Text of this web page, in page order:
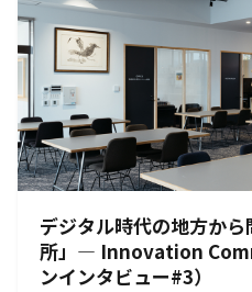
デジタル時代の地方か
所」― Innovation
ンインタビュー#3）